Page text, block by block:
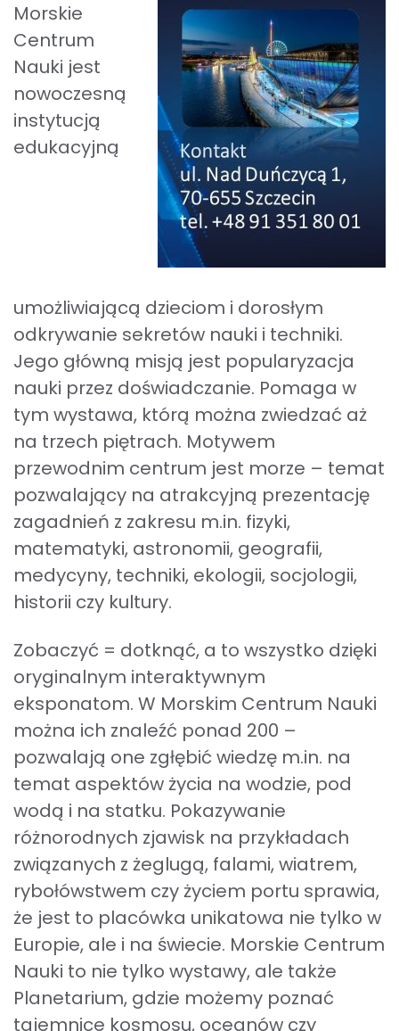
Morskie
Centrum
Nauki jest
nowoczesną
instytucją
edukacyjną
umożliwiającą dzieciom i dorosłym
odkrywanie sekretów nauki i techniki.
Jego główną misją jest popularyzacja
nauki przez doświadczanie. Pomaga w
tym wystawa, którą można zwiedzać aż
na trzech piętrach. Motywem
przewodnim centrum jest morze – temat
pozwalający na atrakcyjną prezentację
zagadnień z zakresu m.in. fizyki,
matematyki, astronomii, geografii,
medycyny, techniki, ekologii, socjologii,
historii czy kultury.
Zobaczyć = dotknąć, a to wszystko dzięki
oryginalnym interaktywnym
eksponatom. W Morskim Centrum Nauki
można ich znaleźć ponad 200 –
pozwalają one zgłębić wiedzę m.in. na
temat aspektów życia na wodzie, pod
wodą i na statku. Pokazywanie
różnorodnych zjawisk na przykładach
związanych z żeglugą, falami, wiatrem,
rybołówstwem czy życiem portu sprawia,
że jest to placówka unikatowa nie tylko w
Europie, ale i na świecie. Morskie Centrum
Nauki to nie tylko wystawy, ale także
Planetarium, gdzie możemy poznać
tajemnice kosmosu, oceanów czy